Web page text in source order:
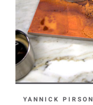
YANNICK PIRSON